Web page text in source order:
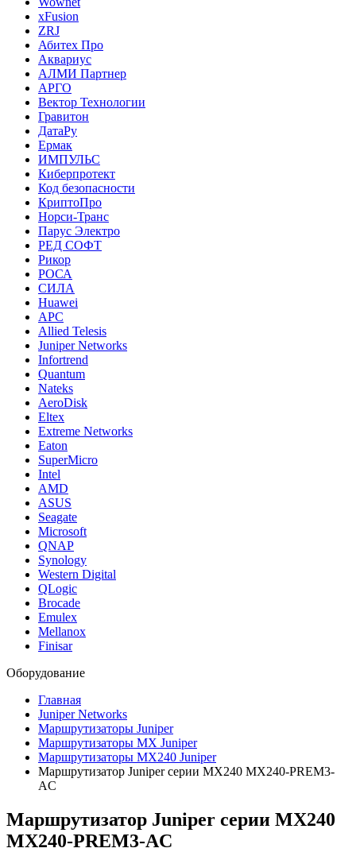
xFusion
ZRJ
Абитех Про
Аквариус
АЛМИ Партнер
АРГО
Вектор Технологии
Гравитон
ДатаРу
Ермак
ИМПУЛЬС
Киберпротект
Код безопасности
КриптоПро
Норси-Транс
Парус Электро
РЕД СОФТ
Рикор
РОСА
СИЛА
Huawei
APC
Allied Telesis
Juniper Networks
Infortrend
Quantum
Nateks
AeroDisk
Eltex
Extreme Networks
Eaton
SuperMicro
Intel
AMD
ASUS
Seagate
Microsoft
QNAP
Synology
Western Digital
QLogic
Brocade
Emulex
Mellanox
Finisar
Оборудование
Главная
Juniper Networks
Маршрутизаторы Juniper
Маршрутизаторы MX Juniper
Маршрутизаторы MX240 Juniper
Маршрутизатор Juniper серии MX240 MX240-PREM3-
AC
Маршрутизатор Juniper серии MX240
MX240-PREM3-AC